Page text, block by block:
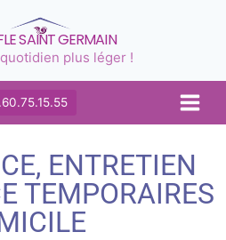
SAINT GERMAIN
plus léger !
ENTRETIEN
TEMPORAIRES